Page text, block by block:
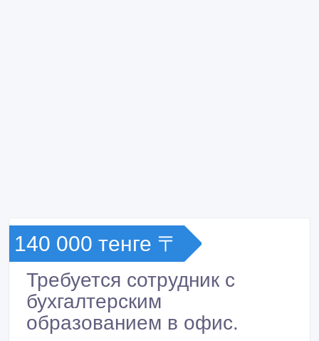
140 000 тенге 〒
Требуется сотрудник с
бухгалтерским
образованием в офис.